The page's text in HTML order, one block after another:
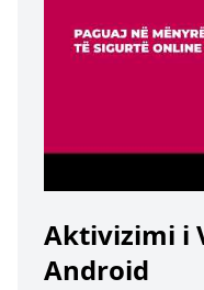
Aktivizimi i
Android